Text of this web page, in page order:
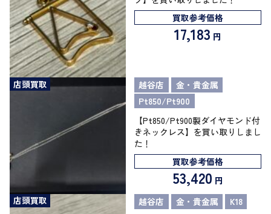
買取参考価格
17,183 円
店頭買取 越谷店
金・貴金属
Pt850/Pt900
【Pt850/Pt900製ダイヤモンド付
きネックレス】を買い取りしまし
た！
買取参考価格
53,420 円
店頭買取
越谷店 金・貴金属
K18